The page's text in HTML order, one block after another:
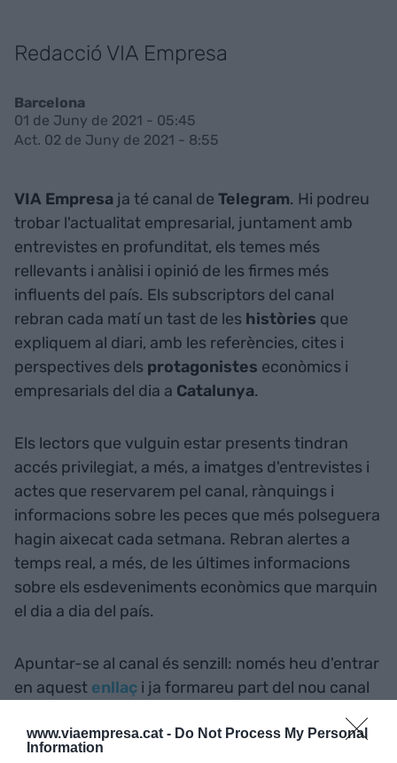
www.viaempresa.cat - Do Not Process My Personal
Information
Redacció VIA Empresa
Barcelona
01 de Juny de 2021 - 05:45
Act. 02 de Juny de 2021 - 8:55
VIA Empresa ja té canal de Telegram. Hi podreu
trobar l'actualitat empresarial, juntament amb
entrevistes en profunditat, els temes més
rellevants i anàlisi i opinió de les firmes més
influents del país. Els subscriptors del canal
rebran cada matí un tast de les històries que
expliquem al diari, amb les referències, cites i
perspectives dels protagonistes econòmics i
empresarials del dia a Catalunya.
Els lectors que vulguin estar presents tindran
accés privilegiat, a més, a imatges d'entrevistes i
actes que reservarem pel canal, rànquings i
informacions sobre les peces que més polseguera
hagin aixecat cada setmana. Rebran alertes a
temps real, a més, de les últimes informacions
sobre els esdeveniments econòmics que marquin
el dia a dia del país.
Apuntar-se al canal és senzill: només heu d'entrar
en aquest enllaç i ja formareu part del nou canal